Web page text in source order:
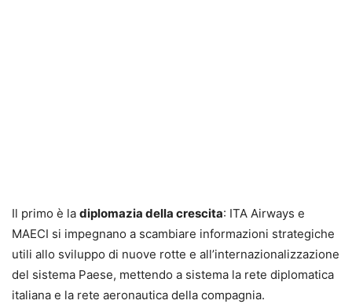
Il primo è la diplomazia della crescita: ITA Airways e
MAECI si impegnano a scambiare informazioni strategiche
utili allo sviluppo di nuove rotte e all’internazionalizzazione
del sistema Paese, mettendo a sistema la rete diplomatica
italiana e la rete aeronautica della compagnia.